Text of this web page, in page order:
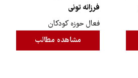
فرزانه تونی
فعال حوزه کودکان
مشاهده مطالب